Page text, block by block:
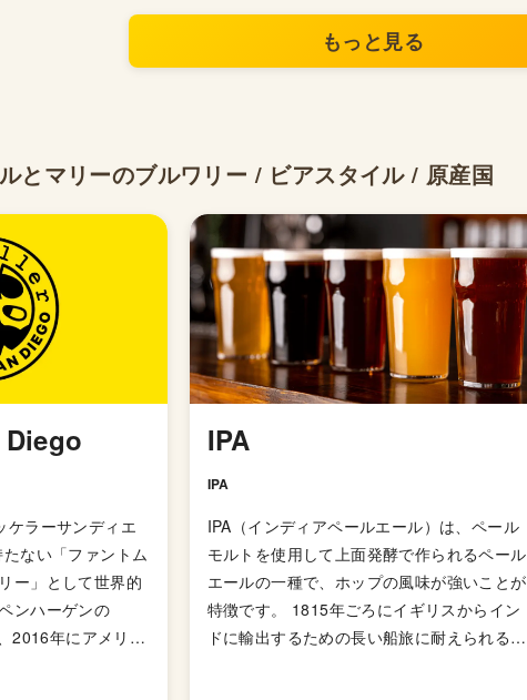
もっと見る
とマリーのブルワリー / ビアスタイル / 原産国
ラーサンディエ
ない「ファントム
ー」として世界的
ンハーゲンの
2016年にアメリ
IPA
IPA
IPA（インディアペールエール）は、ペール
モルトを使用して上面発酵で作られるペール
エールの一種で、ホップの風味が強いことが
特徴です。 1815年ごろにイギリスからイン
ドに輸出するための長い船旅に耐えられるよ